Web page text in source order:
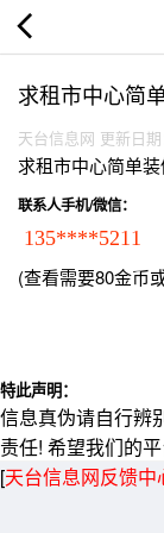
求租市中心简
天台信息网 更新日
求租市中心简单
联系人手机/微信：
135****5211
(查看需要80金币
特此声明：
信息真伪请自行辨
责任! 希望我们的
[天台信息网反馈中